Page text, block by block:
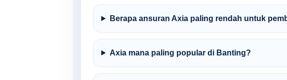
Berapa ansuran Axia paling rendah untuk
Axia mana paling popular di Banting?